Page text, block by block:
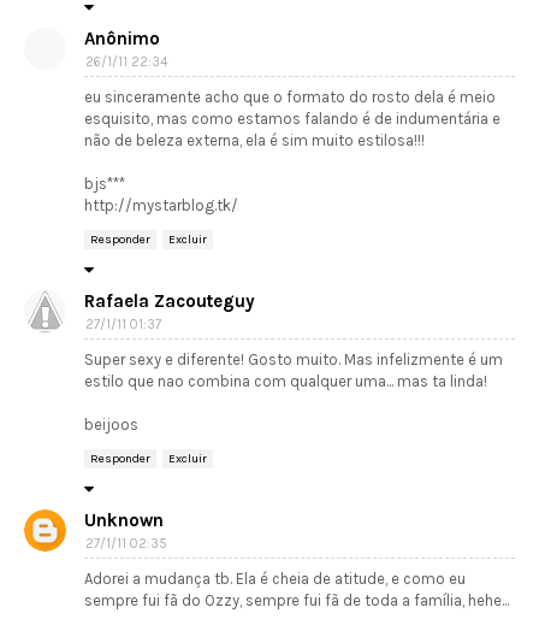
Anônimo
26/1/11 22:34
eu sinceramente acho que o formato do rosto dela é meio
esquisito, mas como estamos falando é de indumentária e
não de beleza externa, ela é sim muito estilosa!!!
bjs***
http://mystarblog.tk/
Responder Excluir
Rafaela Zacouteguy
27/1/11 01:37
Super sexy e diferente! Gosto muito. Mas infelizmente é um
estilo que nao combina com qualquer uma... mas ta linda!
beijoos
Responder Excluir
Unknown
27/1/11 02:35
Adorei a mudança tb. Ela é cheia de atitude, e como eu
sempre fui fã do Ozzy, sempre fui fã de toda a família, hehe...